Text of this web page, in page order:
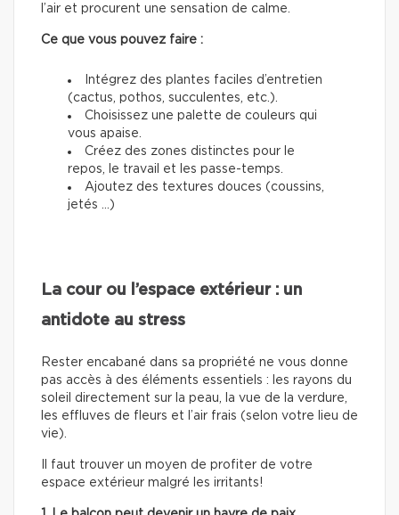
l’air et procurent une sensation de calme.
Ce que vous pouvez faire :
Intégrez des plantes faciles d’entretien
(cactus, pothos, succulentes, etc.).
Choisissez une palette de couleurs qui
vous apaise.
Créez des zones distinctes pour le
repos, le travail et les passe-temps.
Ajoutez des textures douces (coussins,
jetés …)
La cour ou l’espace extérieur : un
antidote au stress
Rester encabané dans sa propriété ne vous donne
pas accès à des éléments essentiels : les rayons du
soleil directement sur la peau, la vue de la verdure,
les effluves de fleurs et l’air frais (selon votre lieu de
vie).
Il faut trouver un moyen de profiter de votre
espace extérieur malgré les irritants!